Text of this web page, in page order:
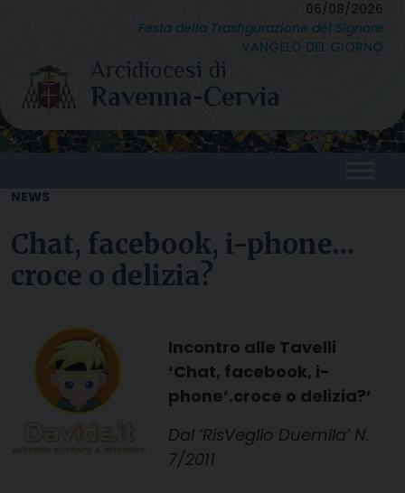
content
06/08/2026
Festa della Trasfigurazione del Signore
VANGELO DEL GIORNO
NEWS
Chat, facebook, i-phone…
croce o delizia?
Incontro alle Tavelli
‘Chat, facebook, i-
phone’.croce o delizia?’
Dal ‘RisVeglio Duemila’ N.
7/2011